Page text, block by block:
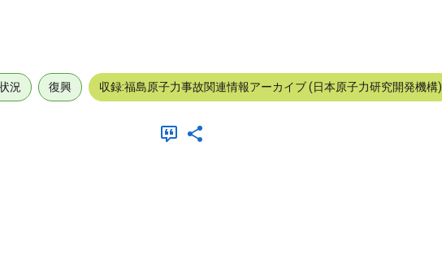
況 復興 収録:福島原子力事故関連情報アーカイブ (日本原子力研究開発機構)